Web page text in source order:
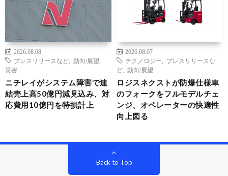
2026.08.08
プレスリリースなど
動向/展望
災害
ニチレイがシステム障害で連
結売上高50億円減見込み、対
応費用10億円を特損計上
2026.08.07
テクノロジー
プレスリリースな
ど
動向/展望
ロジスネクストが防爆仕様車
のフォークをフルモデルチェ
ンジ、オペレーターの快適性
向上図る
Back to Top